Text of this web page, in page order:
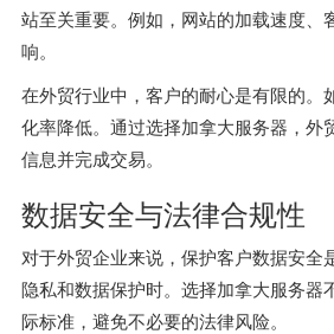
站至关重要。例如，网站的加载速度
响。
在外贸行业中，客户的耐心是有限的
化率降低。通过选择加拿大服务器，
信息并完成交易。
数据安全与法律合规性
对于外贸企业来说，保护客户数据安
隐私和数据保护时。选择加拿大服务器
际标准，避免不必要的法律风险。